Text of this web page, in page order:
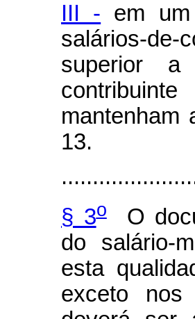
III - em
salários-
superior a
mantenham
13.
§ 3oO
do salário-
esta
exceto nos